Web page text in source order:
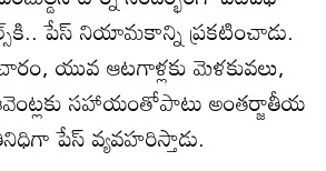
పేస్‌ నియామకాన్ని ప్రకటించాడు.
యువ ఆటగాళ్లకు మెళకువలు,
సహాయంతోపాటు అంతర్జాతీయ
పేస్‌ వ్యవహరిస్తాడు.